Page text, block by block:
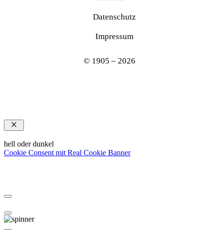
Datenschutz
Impressum
© 1905 – 2026
Schließen
hell oder dunkel
Cookie Consent mit Real Cookie Banner